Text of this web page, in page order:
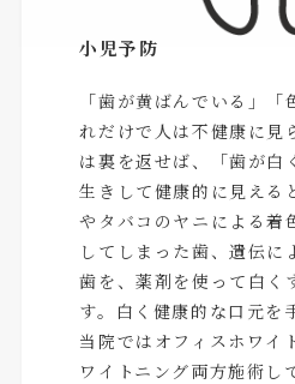
小児予防
「歯が黄ばんでいる」
れだけで人は不健康に見
は裏を返せば、「歯が白
生きして健康的に見える
やタバコのヤニによる着
してしまった歯、遺伝に
歯を、薬剤を使って白く
す。白く健康的な口元を
当院ではオフィスホワイ
ワイトニング両方施術し